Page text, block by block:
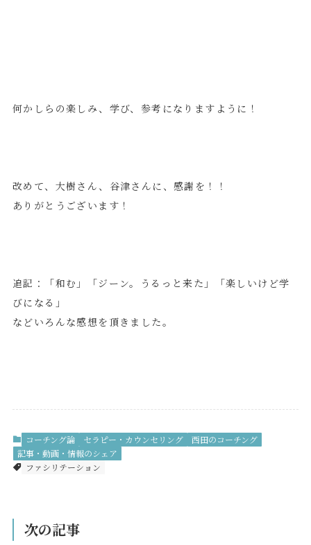
何かしらの楽しみ、学び、参考になりますように！
改めて、大樹さん、谷津さんに、感謝を！！
ありがとうございます！
追記：「和む」「ジーン。うるっと来た」「楽しいけど学
びになる」
などいろんな感想を頂きました。
コーチング論 セラピー・カウンセリング
西田のコーチング
記事・動画・情報のシェア
ファシリテーション
次の記事